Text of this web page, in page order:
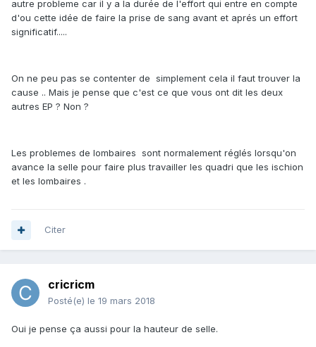
autre probleme car il y a la durée de l'effort qui entre en compte
d'ou cette idée de faire la prise de sang avant et aprés un effort
significatif.....
On ne peu pas se contenter de simplement cela il faut trouver la
cause .. Mais je pense que c'est ce que vous ont dit les deux
autres EP ? Non ?
Les problemes de lombaires sont normalement réglés lorsqu'on
avance la selle pour faire plus travailler les quadri que les ischion
et les lombaires .
Citer
cricricm
Posté(e) le 19 mars 2018
Oui je pense ça aussi pour la hauteur de selle.